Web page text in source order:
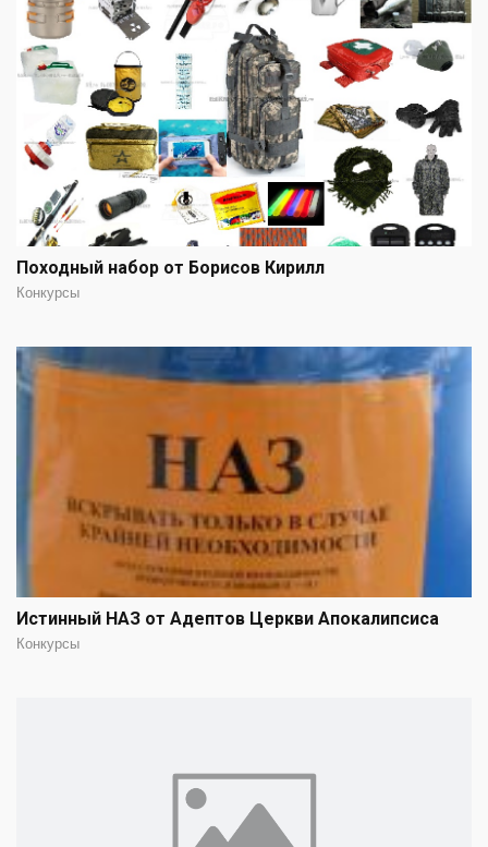
Походный набор от Борисов Кирилл
Конкурсы
Истинный НАЗ от Адептов Церкви Апокалипсиса
Конкурсы